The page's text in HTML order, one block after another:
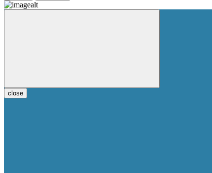
close